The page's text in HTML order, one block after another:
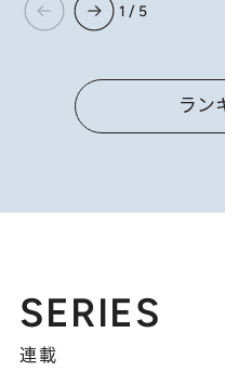
1 / 5
ラン
SERIES
連載